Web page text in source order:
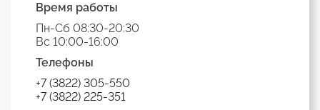
Время работы
Пн-Сб 08:30-20:30
Вс 10:00-16:00
Телефоны
+7 (3822) 305-550
+7 (3822) 225-351